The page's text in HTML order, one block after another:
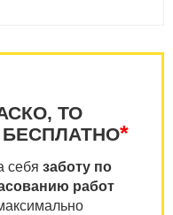
ТО
*
себя заботу по
работ